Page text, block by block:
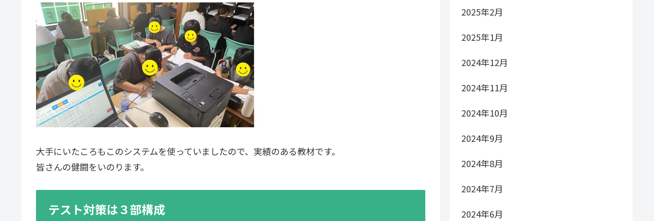
大手にいたころもこのシステムを使っていましたので、実績のある教材です。
皆さんの健闘をいのります。
テスト対策は３部構成
2025年2月
2025年1月
2024年12月
2024年11月
2024年10月
2024年9月
2024年8月
2024年7月
2024年6月